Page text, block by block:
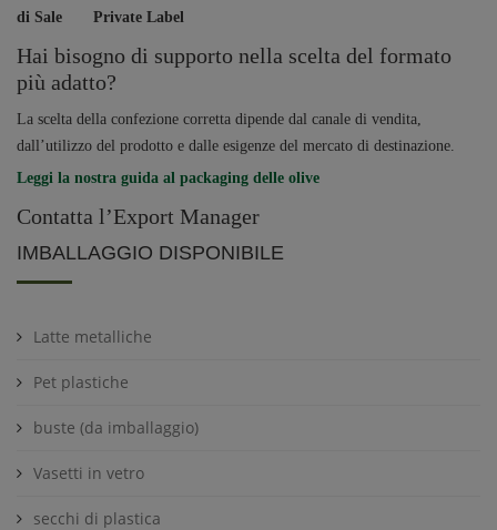
di Sale
Private Label
Hai bisogno di supporto nella scelta del formato
più adatto?
La scelta della confezione corretta dipende dal canale di vendita,
dall’utilizzo del prodotto e dalle esigenze del mercato di destinazione.
Leggi la nostra guida al packaging delle olive
Contatta l’Export Manager
IMBALLAGGIO DISPONIBILE
Latte metalliche
Pet plastiche
buste (da imballaggio)
Vasetti in vetro
secchi di plastica